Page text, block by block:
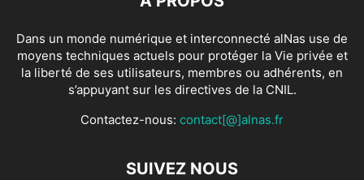
Dans un monde numérique et interconnecté alNas use de
moyens techniques actuels pour protéger la Vie privée et
la liberté de ses utilisateurs, membres ou adhérents, en
s’appuyant sur les directives de la CNIL.
Contactez-nous: contact[@]alnas.fr
SUIVEZ NOUS